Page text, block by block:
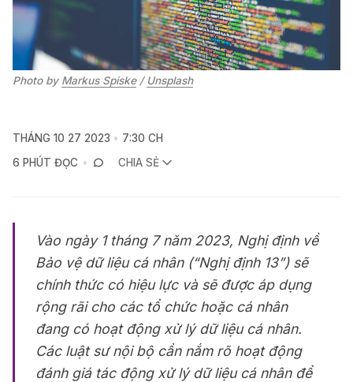
Photo by Markus Spiske / Unsplash
THÁNG 10 27 2023
7:30 CH
6 PHÚT ĐỌC
CHIA SẺ
Vào ngày 1 tháng 7 năm 2023, Nghị định về
Bảo vệ dữ liệu cá nhân (“Nghị định 13”) sẽ
chính thức có hiệu lực và sẽ được áp dụng
rộng rãi cho các tổ chức hoặc cá nhân
đang có hoạt động xử lý dữ liệu cá nhân.
Các luật sư nội bộ cần nắm rõ hoạt động
đánh giá tác động xử lý dữ liệu cá nhân để